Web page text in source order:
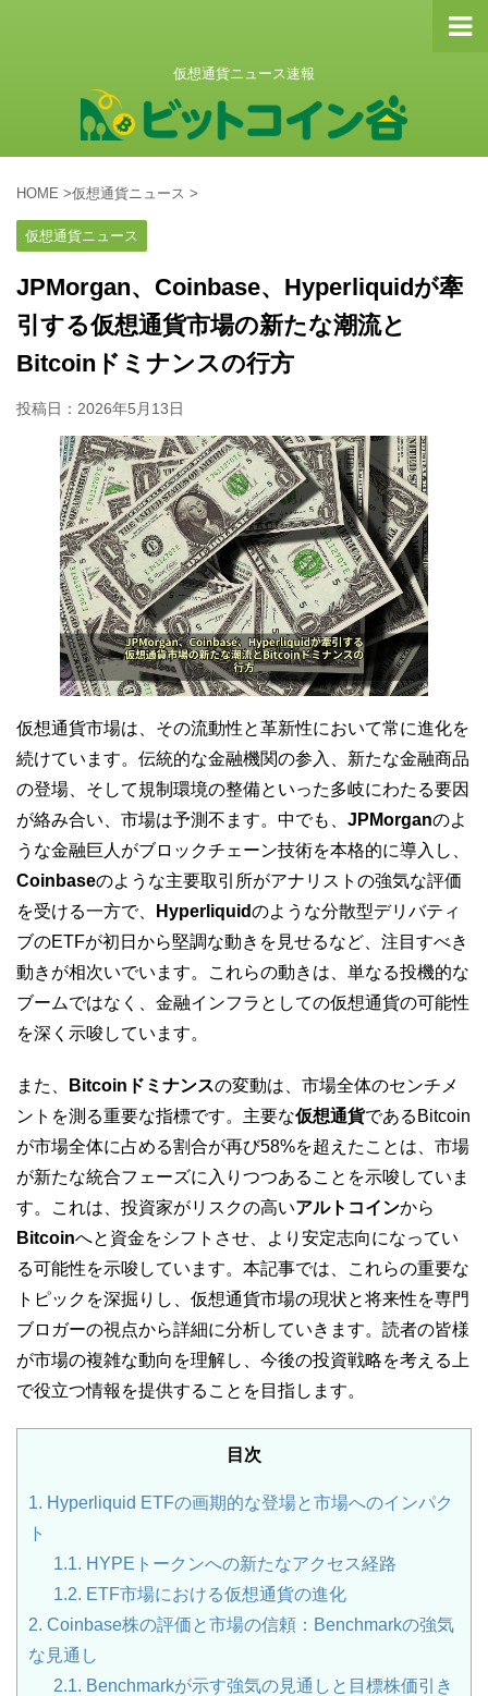
仮想通貨ニュース速報
HOME >仮想通貨ニュース >
仮想通貨ニュース
JPMorgan、Coinbase、Hyperliquidが牽
引する仮想通貨市場の新たな潮流と
Bitcoinドミナンスの行方
投稿日： 2026年5月13日
仮想通貨市場は、その流動性と革新性において常に進化を
続けています。伝統的な金融機関の参入、新たな金融商品
の登場、そして規制環境の整備といった多岐にわたる要因
が絡み合い、市場は予測不ます。中でも、 JPMorganのよ
うな金融巨人がブロックチェーン技術を本格的に導入し、
Coinbaseのような主要取引所がアナリストの強気な評価
を受ける一方で、
Hyperliquidのような分散型デリバティ
ブのETFが初日から堅調な動きを見せるなど、注目すべき
動きが相次いでいます。これらの動きは、単なる投機的な
ブームではなく、金融インフラとしての仮想通貨の可能性
を深く示唆しています。
また、 Bitcoinドミナンスの変動は、市場全体のセンチメ
ントを測る重要な指標です。主要な仮想通貨であるBitcoin
が市場全体に占める割合が再び58%を超えたことは、市場
が新たな統合フェーズに入りつつあることを示唆していま
す。これは、投資家がリスクの高いアルトコインから
Bitcoinへと資金をシフトさせ、より安定志向になってい
る可能性を示唆しています。本記事では、これらの重要な
トピックを深掘りし、仮想通貨市場の現状と将来性を専門
ブロガーの視点から詳細に分析していきます。読者の皆様
が市場の複雑な動向を理解し、今後の投資戦略を考える上
で役立つ情報を提供することを目指します。
目次
1. Hyperliquid ETFの画期的な登場と市場へのインパク
ト
1.1. HYPEトークンへの新たなアクセス経路
1.2. ETF市場における仮想通貨の進化
2. Coinbase株の評価と市場の信頼：Benchmarkの強気
な見通し
2.1. Benchmarkが示す強気の見通しと目標株価引き